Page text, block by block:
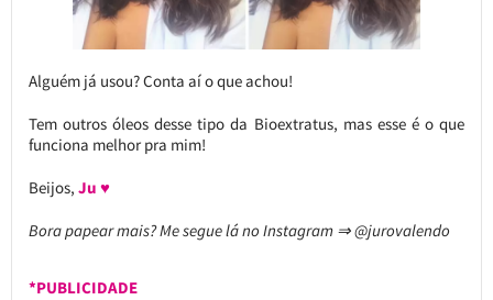
Alguém já usou? Conta aí o que achou!
Tem outros óleos desse tipo da Bioextratus, mas esse é o que
funciona melhor pra mim!
Beijos, Ju ♥
Bora papear mais? Me segue lá no Instagram ⇒ @jurovalendo
*PUBLICIDADE